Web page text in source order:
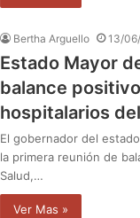
Bertha Arguello 13/
Estado Mayor
balance
hospitalarios
El gobernador del
la primera reunión de
Salud,…
Ver Mas »